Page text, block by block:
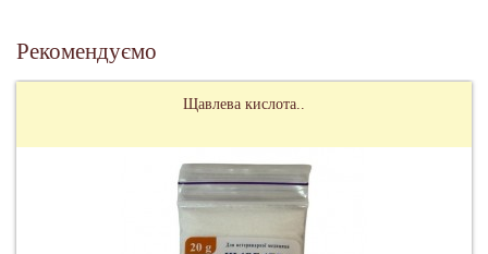
3-5 днів з інтервалом у 12 днів.
використовувати захисні засоби.
Рекомендуємо
Щавлева кислота..